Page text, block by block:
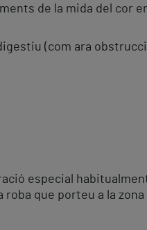
de la mida del cor
(com ara
especial
que porteu a la